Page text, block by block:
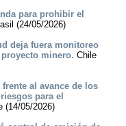
para prohibir el
(24/05/2026)
deja fuera monitoreo
minero. Chile
al avance de los
para el
(14/05/2026)